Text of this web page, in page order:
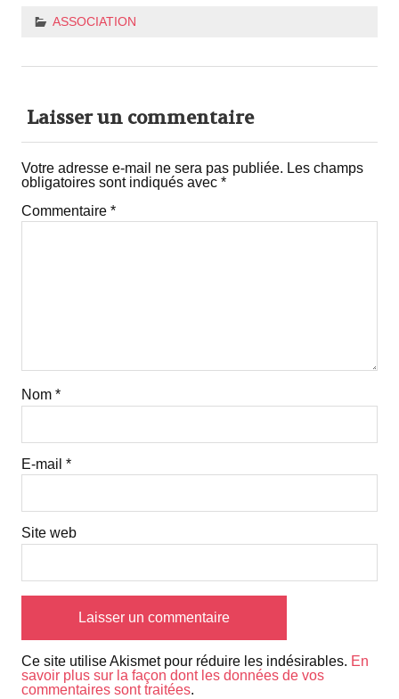
ASSOCIATION
Laisser un commentaire
Votre adresse e-mail ne sera pas publiée. Les champs
obligatoires sont indiqués avec *
Commentaire *
Nom *
E-mail *
Site web
Ce site utilise Akismet pour réduire les indésirables. En
savoir plus sur la façon dont les données de vos
commentaires sont traitées.